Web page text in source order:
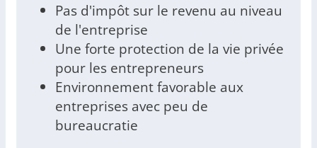
Pas d'impôt sur le revenu au niveau
de l'entreprise
Une forte protection de la vie privée
pour les entrepreneurs
Environnement favorable aux
entreprises avec peu de
bureaucratie